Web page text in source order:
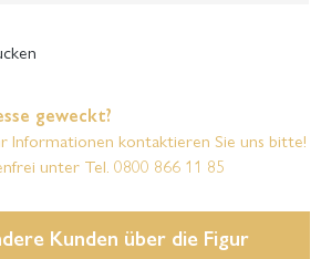
geweckt?
Informationen kontaktieren Sie uns bitte!
unter Tel. 0800 866 11 85
Kunden über die Figur